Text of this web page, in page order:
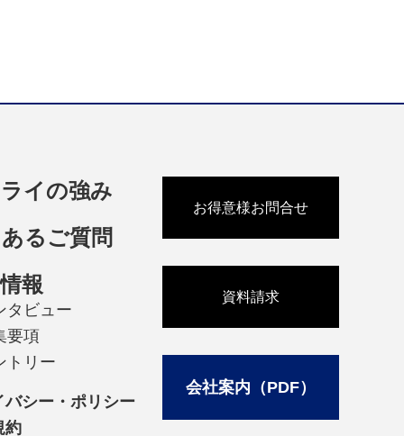
イの強み
るご質問
報
タビュー
要項
トリー
バシー・ポリシー
約
お得意様お問合せ
資料請求
会社案内（PDF）